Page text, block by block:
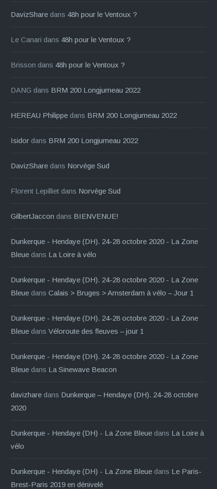
DavizShare dans 48h pour le Ventoux ?
Le Canari dans 48h pour le Ventoux ?
Brisson dans 48h pour le Ventoux ?
DANG dans BRM 200 Longjumeau 2022
HEREAU Philippe dans BRM 200 Longjumeau 2022
Isidor dans BRM 200 Longjumeau 2022
DavizShare dans Norvège Sud
Florent Lepilliet dans Norvège Sud
GilbertJaccon dans BIENVENUE!
Dunkerque - Hendaye (DH). 24-28 octobre 2020 - La Zone
Bleue dans La Loire à vélo
Dunkerque - Hendaye (DH). 24-28 octobre 2020 - La Zone
Bleue dansCalais > Bruges > Amsterdam à vélo – Jour 1
Dunkerque - Hendaye (DH). 24-28 octobre 2020 - La Zone
Bleue dansVéloroute des fleuves – jour 1
Dunkerque - Hendaye (DH). 24-28 octobre 2020 - La Zone
Bleue dans La Sinewave Beacon
davizhare dans Dunkerque – Hendaye (DH). 24-28 octobre
2020
Dunkerque - Hendaye (DH) - La Zone Bleue dans La Loire à
vélo
Dunkerque - Hendaye (DH) - La Zone Bleue dans Le Paris-
Brest-Paris 2019 en dénivelé